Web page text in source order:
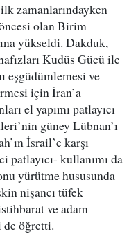
zamanlarındayken
olan Birim
yükseldi. Dakduk,
Kudüs Gücü ile
eşgüdümlemesi ve
için İran’a
el yapımı patlayıcı
güney Lübnan’ı
İsrail’e karşı
patlayıcı- kullanımı da
yürütme hususunda
nişancı tüfek
ve adam
de öğretti.